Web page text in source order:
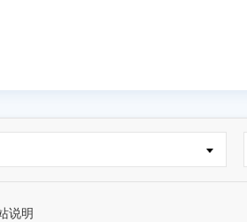
说明